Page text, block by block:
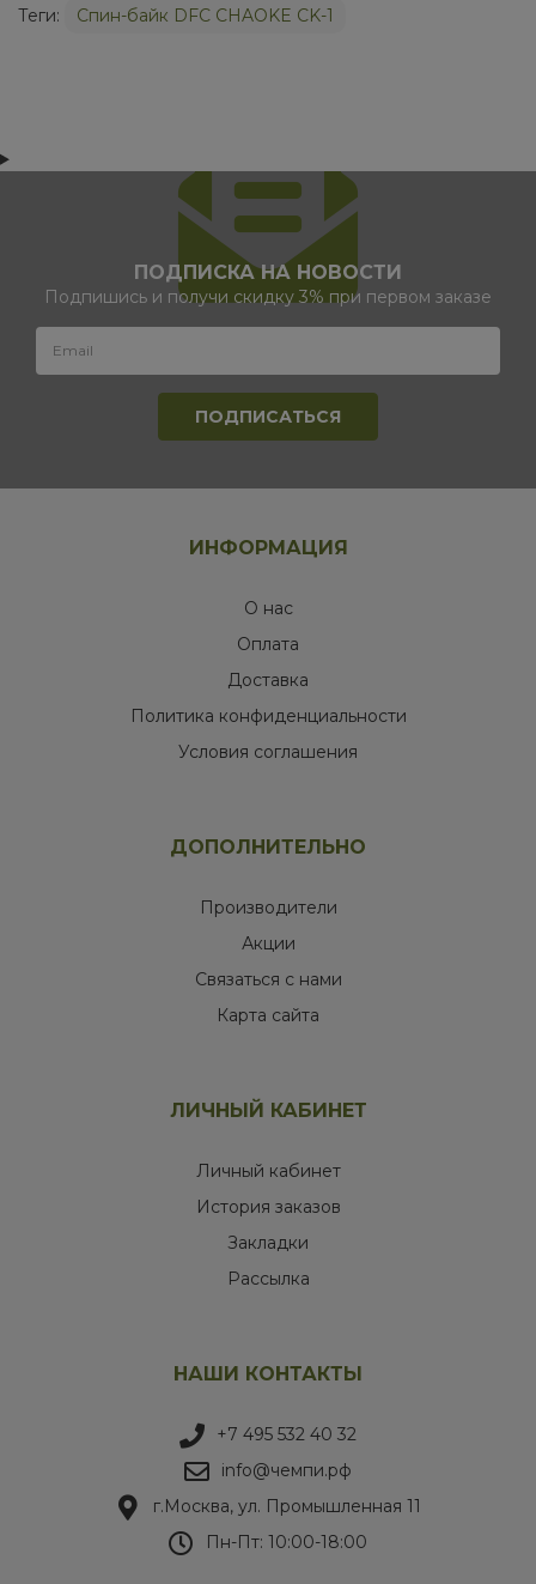
Теги: Cпин-байк DFC CHAOKE CK-1
ПОДПИСКА НА НОВОСТИ
Подпишись и получи скидку 3% при первом заказе
ИНФОРМАЦИЯ
О нас
Оплата
Доставка
Политика конфиденциальности
Условия соглашения
ДОПОЛНИТЕЛЬНО
Производители
Акции
Связаться с нами
Карта сайта
ЛИЧНЫЙ КАБИНЕТ
Личный кабинет
История заказов
Закладки
Рассылка
НАШИ КОНТАКТЫ
+7 495 532 40 32
info@чемпи.рф
г.Москва, ул. Промышленная 11
Пн-Пт: 10:00-18:00